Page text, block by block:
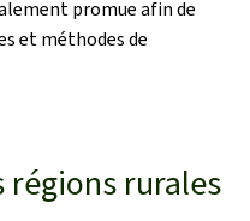
promue afin de
et méthodes de
régions rurales